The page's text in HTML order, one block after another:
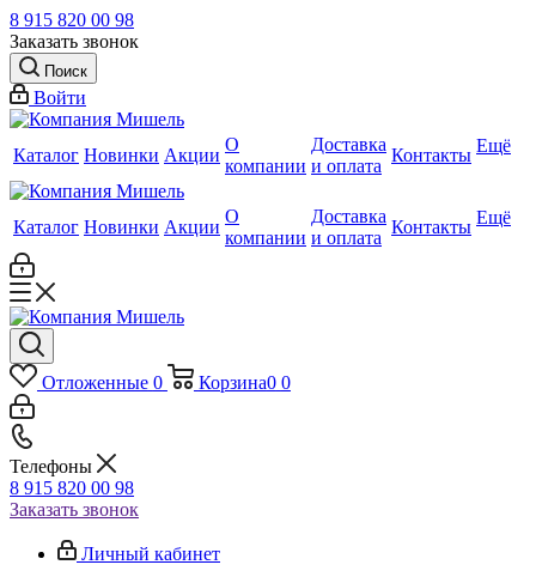
8 915 820 00 98
Заказать звонок
Поиск
Войти
Каталог Новинки Акции
О
компании
Доставка
и оплата
Контакты Ещё
Каталог Новинки Акции
О
компании
Доставка
и оплата
Контакты Ещё
Отложенные 0 Корзина0 0
Телефоны
8 915 820 00 98
Заказать звонок
Личный кабинет